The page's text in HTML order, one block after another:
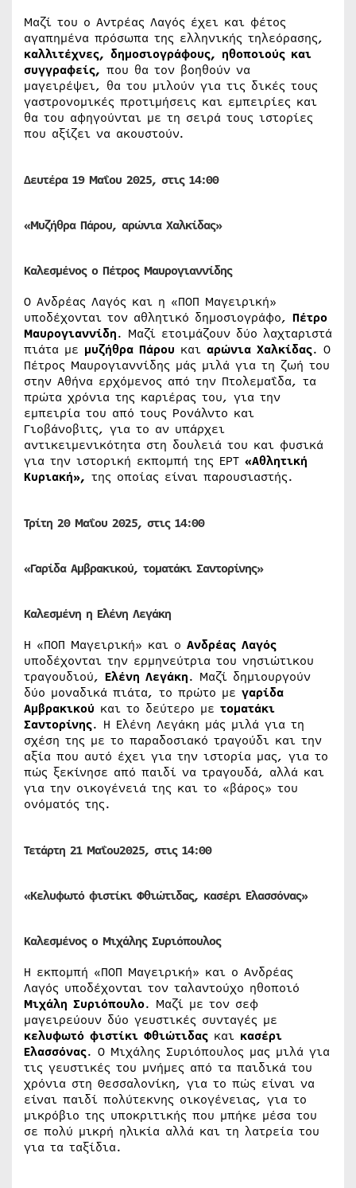
Μαζί του ο Αντρέας Λαγός έχει και φέτος
αγαπημένα πρόσωπα της ελληνικής τηλεόρασης,
καλλιτέχνες, δημοσιογράφους, ηθοποιούς και
συγγραφείς, που θα τον βοηθούν να
μαγειρέψει, θα του μιλούν για τις δικές τους
γαστρονομικές προτιμήσεις και εμπειρίες και
θα του αφηγούνται με τη σειρά τους ιστορίες
που αξίζει να ακουστούν.
Δευτέρα 19 Μαΐου 2025, στις 14:00
«Μυζήθρα Πάρου, αρώνια Χαλκίδας»
Καλεσμένος ο Πέτρος Μαυρογιαννίδης
O Ανδρέας Λαγός και η «ΠΟΠ Μαγειρική»
υποδέχονται τον αθλητικό δημοσιογράφο, Πέτρο
Μαυρογιαννίδη. Μαζί ετοιμάζουν δύο λαχταριστά
πιάτα με μυζήθρα Πάρου και αρώνια Χαλκίδας. Ο
Πέτρος Μαυρογιαννίδης μάς μιλά για τη ζωή του
στην Αθήνα ερχόμενος από την Πτολεμαΐδα, τα
πρώτα χρόνια της καριέρας του, για την
εμπειρία του από τους Ρονάλντο και
Γιοβάνοβιτς, για το αν υπάρχει
αντικειμενικότητα στη δουλειά του και φυσικά
για την ιστορική εκπομπή της ΕΡΤ «Αθλητική
Κυριακή», της οποίας είναι παρουσιαστής.
Τρίτη 20 Μαΐου 2025, στις 14:00
«Γαρίδα Αμβρακικού, τοματάκι Σαντορίνης»
Καλεσμένη η Ελένη Λεγάκη
Η «ΠΟΠ Μαγειρική» και ο Ανδρέας Λαγός
υποδέχονται την ερμηνεύτρια του νησιώτικου
τραγουδιού, Ελένη Λεγάκη. Μαζί δημιουργούν
δύο μοναδικά πιάτα, το πρώτο με γαρίδα
Αμβρακικού και το δεύτερο με τοματάκι
Σαντορίνης. Η Ελένη Λεγάκη μάς μιλά για τη
σχέση της με το παραδοσιακό τραγούδι και την
αξία που αυτό έχει για την ιστορία μας, για το
πώς ξεκίνησε από παιδί να τραγουδά, αλλά και
για την οικογένειά της και το «βάρος» του
ονόματός της.
Τετάρτη 21 Μαΐου2025, στις 14:00
«Κελυφωτό φιστίκι Φθιώτιδας, κασέρι Ελασσόνας»
Καλεσμένος ο Μιχάλης Συριόπουλος
Η εκπομπή «ΠΟΠ Μαγειρική» και ο Ανδρέας
Λαγός υποδέχονται τον ταλαντούχο ηθοποιό
Μιχάλη Συριόπουλο. Μαζί με τον σεφ
μαγειρεύουν δύο γευστικές συνταγές με
κελυφωτό φιστίκι Φθιώτιδας και κασέρι
Ελασσόνας. Ο Μιχάλης Συριόπουλος μας μιλά για
τις γευστικές του μνήμες από τα παιδικά του
χρόνια στη Θεσσαλονίκη, για το πώς είναι να
είναι παιδί πολύτεκνης οικογένειας, για το
μικρόβιο της υποκριτικής που μπήκε μέσα του
σε πολύ μικρή ηλικία αλλά και τη λατρεία του
για τα ταξίδια.